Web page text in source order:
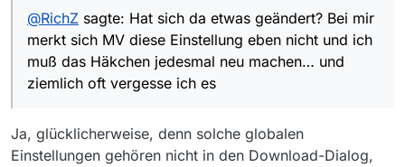
setzen und dann funktioniert es.
Da die UT Datei im Vergleich zum Video nicht besonders
groß ist … sollte das nicht die Standardeinstellung sein?
@RichZ sagte: Hat sich da etwas geändert? Bei mir
merkt sich MV diese Einstellung eben nicht und ich
muß das Häkchen jedesmal neu machen… und
ziemlich oft vergesse ich es
Ja, glücklicherweise, denn solche globalen
Einstellungen gehören nicht in den Download-Dialog,